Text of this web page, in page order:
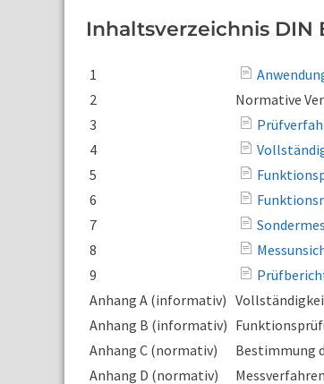
Inhaltsverzeichnis DIN
1
2
Normative
3
4
5
6
7
8
9
Anhang A (informativ)
Anhang B (informativ)
Anhang C (normativ)
Bestimmung
Anhang D (normativ)